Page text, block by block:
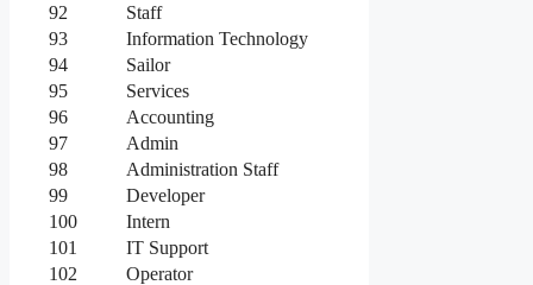
92
Staff
93
Information Technology
94
Sailor
95
Services
96
Accounting
97
Admin
98
Administration Staff
99
Developer
100
Intern
101
IT Support
102
Operator